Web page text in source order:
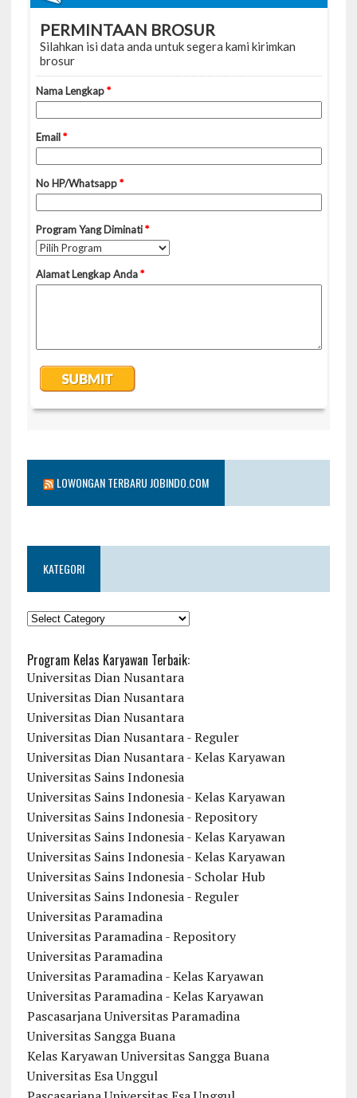
LOWONGAN TERBARU JOBINDO.COM
KATEGORI
KATEGORI
Program Kelas Karyawan Terbaik:
Universitas Dian Nusantara
Universitas Dian Nusantara
Universitas Dian Nusantara
Universitas Dian Nusantara - Reguler
Universitas Dian Nusantara - Kelas Karyawan
Universitas Sains Indonesia
Universitas Sains Indonesia - Kelas Karyawan
Universitas Sains Indonesia - Repository
Universitas Sains Indonesia - Kelas Karyawan
Universitas Sains Indonesia - Kelas Karyawan
Universitas Sains Indonesia - Scholar Hub
Universitas Sains Indonesia - Reguler
Universitas Paramadina
Universitas Paramadina - Repository
Universitas Paramadina
Universitas Paramadina - Kelas Karyawan
Universitas Paramadina - Kelas Karyawan
Pascasarjana Universitas Paramadina
Universitas Sangga Buana
Kelas Karyawan Universitas Sangga Buana
Universitas Esa Unggul